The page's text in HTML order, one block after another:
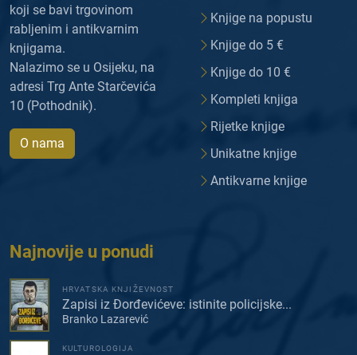
koji se bavi trgovinom
rabljenim i antikvarnim
knjigama.
Nalazimo se u Osijeku, na
adresi Trg Ante Starčevića
10 (Pothodnik).
O nama
Knjige na popustu
Knjige do 5 €
Knjige do 10 €
Kompleti knjiga
Rijetke knjige
Unikatne knjige
Antikvarne knjige
Najnovije u ponudi
HRVATSKA KNJIŽEVNOST
Zapisi iz Đorđevićeve: istinite policijske...
Branko Lazarević
KULTUROLOGIJA